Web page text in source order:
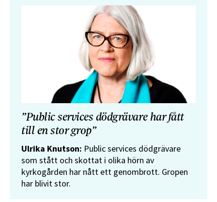
”Public services dödgrävare har fått
till en stor grop”
Ulrika Knutson: Public services dödgrävare
som stått och skottat i olika hörn av
kyrkogården har nått ett genombrott. Gropen
har blivit stor.